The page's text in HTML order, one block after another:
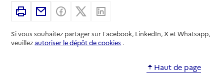
ImprimerPartager par email
Partager sur Facebook
Partager sur X
Si vous souhaitez partager sur Facebook, LinkedIn, X et Whatsapp,
veuillezautoriser le dépôt de cookies .
Haut de page